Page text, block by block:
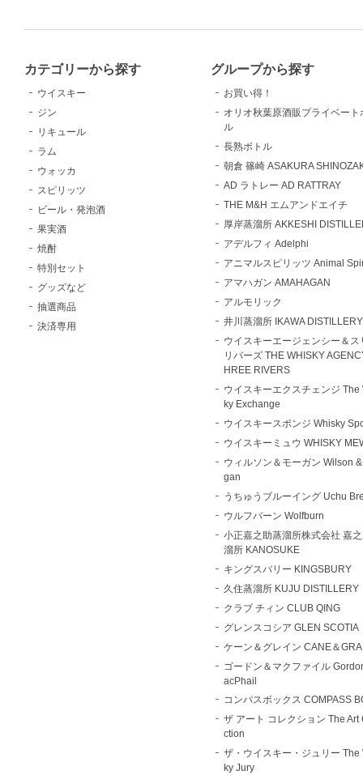
カテゴリーから探す
ウイスキー
ジン
リキュール
ラム
ウォッカ
スピリッツ
ビール・発泡酒
果実酒
焼酎
特別セット
グッズなど
抽選商品
決済専用
グループから探す
お買い得！
オリオ秋葉原酒販プライベート
ル
長熟ボトル
朝倉 篠崎 ASAKURA
AD ラトレー AD RATTRAY
THE M&H エムアンドエイチ
厚岸蒸溜所 AKKESHI
アデルフィ Adelphi
アニマルスピリッツ Animal
アマハガン AMAHAGAN
アルモリック
井川蒸溜所 IKAWA DISTILLERY
ウイスキーエージェンシー＆ス
リバーズ THE WHISKY
HREE RIVERS
ウイスキーエクスチェンジ The
ky Exchange
ウイスキースポンジ Whisky
ウイスキーミュウ WHISKY
ウィルソン＆モーガン Wilson
gan
うちゅうブルーイング Uchu
ウルフバーン Wolfburn
小正嘉之助蒸溜所株式会社 嘉
溜所 KANOSUKE
キングスバリー KINGSBURY
久住蒸溜所 KUJU DISTILLERY
クラブ チィン CLUB QING
グレンスコシア GLEN SCOTIA
ケーン＆グレイン CANE＆
ゴードン＆マクファイル
acPhail
コンパスボックス COMPASS
ザ アート コレクション The Art
ction
ザ・ウイスキー・ジュリー The
ky Jury